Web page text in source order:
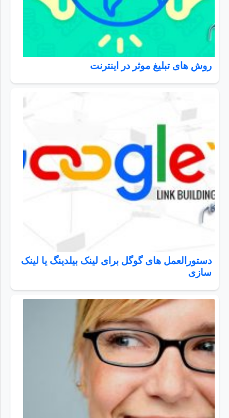
روش های تبلیغ موثر در اینترنت
دستورالعمل های گوگل برای لینک بیلدینگ یا لینک
سازی